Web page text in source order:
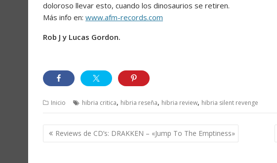
doloroso llevar esto, cuando los dinosaurios se retiren.
Más info en: www.afm-records.com
Rob J y Lucas Gordon.
Inicio hibria critica, hibria reseña, hibria review, hibria silent revenge
Navegación
de
Reviews de CD’s: DRAKKEN – «Jump To The Emptiness»